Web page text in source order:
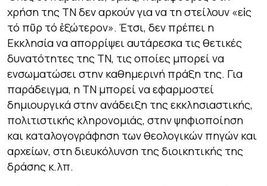
χρήση της ΤΝ δεν αρκούν για να τη στείλουν «εἰς
τό πῦρ τό ἐξώτερον». Έτσι, δεν πρέπει η
Εκκλησία να απορρίψει αυτάρεσκα τις θετικές
δυνατότητες της ΤΝ, τις οποίες μπορεί να
ενσωματώσει στην καθημερινή πράξη της. Για
παράδειγμα, η ΤΝ μπορεί να εφαρμοστεί
δημιουργικά στην ανάδειξη της εκκλησιαστικής,
πολιτιστικής κληρονομιάς, στην ψηφιοποίηση
και καταλογογράφηση των θεολογικών πηγών και
αρχείων, στη διευκόλυνση της διοικητικής της
δράσης κ.λπ.